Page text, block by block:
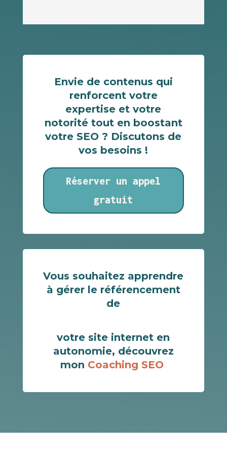
Envie de contenus qui
renforcent votre
expertise et votre
notorité tout en boostant
votre SEO ? Discutons de
vos besoins !
Réserver un appel
gratuit
Vous souhaitez apprendre
à gérer le référencement
de
votre site internet en
autonomie, découvrez
mon Coaching SEO